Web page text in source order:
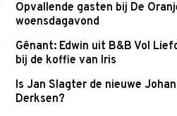
Opvallende gasten bij De
woensdagavond
Gênant: Edwin uit B&B Vol
bij de koffie van Iris
Is Jan Slagter de nieuwe Johan
Derksen?